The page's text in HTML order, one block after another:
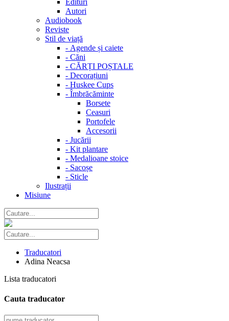
Edituri
Autori
Audiobook
Reviste
Stil de viață
- Agende și caiete
- Căni
- CĂRȚI POȘTALE
- Decorațiuni
- Huskee Cups
- Îmbrăcăminte
Borsete
Ceasuri
Portofele
Accesorii
- Jucării
- Kit plantare
- Medalioane stoice
- Sacoșe
- Sticle
Ilustrații
Misiune
Traducatori
Adina Neacsa
Lista traducatori
Cauta traducator